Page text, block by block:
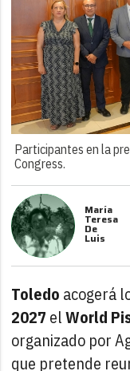
Participantes en la
Congress.
María
Teresa
De
Luis
Toledo acogerá
2027 elWorld
organizado por
que pretende